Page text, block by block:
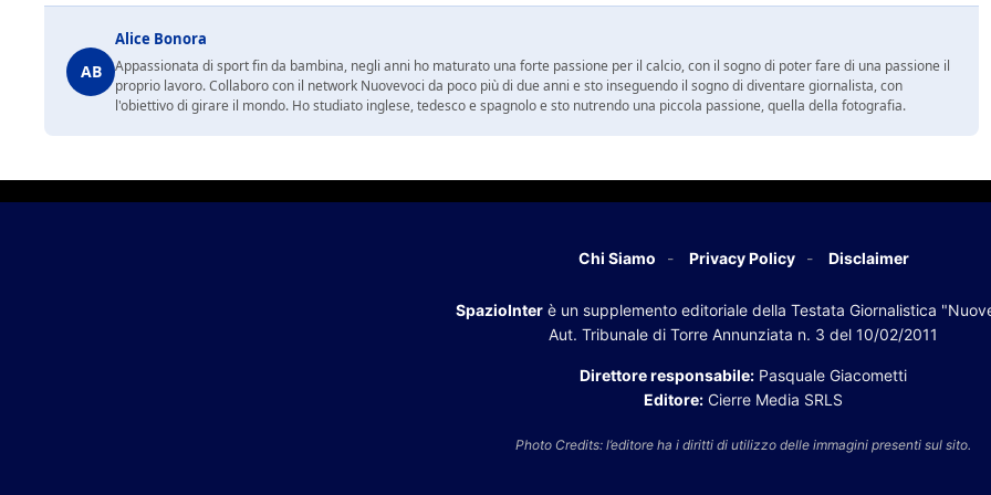
AB
Alice Bonora
Appassionata di sport fin da bambina, negli anni ho maturato una forte passione per il calcio, con il sogno di poter fare di una passione il
proprio lavoro. Collaboro con il network Nuovevoci da poco più di due anni e sto inseguendo il sogno di diventare giornalista, con
l'obiettivo di girare il mondo. Ho studiato inglese, tedesco e spagnolo e sto nutrendo una piccola passione, quella della fotografia.
Chi Siamo Privacy Policy Disclaimer
SpazioInterè un supplemento editoriale della Testata Giornalistica
Aut. Tribunale di Torre Annunziata n. 3 del 10/02/2011
Direttore responsabile: Pasquale Giacometti
Editore: Cierre Media SRLS
Photo Credits: l’editore ha i diritti di utilizzo delle immagini presenti sul sito.